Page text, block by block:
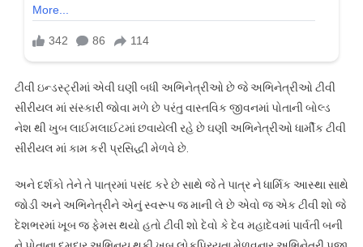
ટીવી ઇન્ડસ્ટ્રીમાં એવી ઘણી બધી અભિનેત્રીઓ છે જે અભિનેત્રીઓ ટીવી
સીરીયલ માં સંસ્કારી જોવા મળે છે પરંતુ વાસ્તવિક જીવનમાં પોતાની બોલ્ડ
નેશ થી ખુબ લાઈમલાઈટમાં છવાયેલી રહે છે ઘણી અભિનેત્રીઓ ધાર્મીક ટીવી
સીરીયલ માં કામ કરી પ્રસિદ્ધી મેળવે છે.
અને દર્શકો તેને તે પાત્રમાં પસંદ કરે છે સાથે જે તે પાત્ર ને ધાર્મિક આસ્થા સાથે
જોડી અને અભિનેત્રીને એનું સ્વરૂપ જ માની લે છે એવો જ એક ટીવી શો જે
દેશભરમાં ખૂબ જ ફેમસ થયો હતો ટીવી શો દેવો કે દેવ મહાદેવમાં પાર્વતી બની